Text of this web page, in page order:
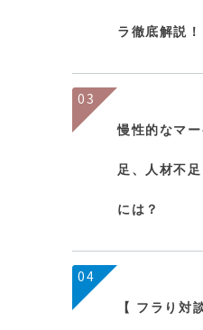
ラ徹底解説！
03
慢性的なマ
足、人材不
には？
04
【 フラり対